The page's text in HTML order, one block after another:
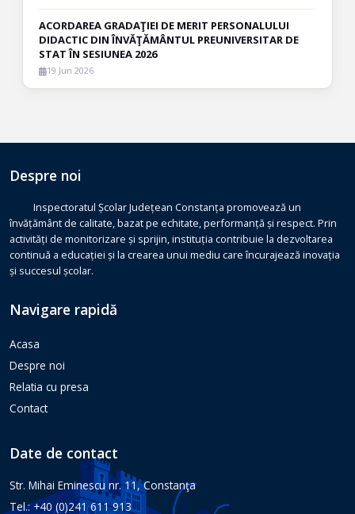
ACORDAREA GRADAŢIEI DE MERIT PERSONALULUI
DIDACTIC DIN ÎNVĂŢĂMÂNTUL PREUNIVERSITAR DE
STAT ÎN SESIUNEA 2026
19 Jun 2026
Despre noi
Inspectoratul Școlar Județean Constanța promovează un
învățământ de calitate, bazat pe echitate, performanță și respect. Prin
activități de monitorizare și sprijin, instituția contribuie la dezvoltarea
continuă a educației și la crearea unui mediu care încurajează inovația
și succesul școlar.
Navigare rapidă
Acasa
Despre noi
Relatia cu presa
Contact
Date de contact
Str. Mihai Eminescu nr. 11, Constanţa
Tel.: +40 (0)241 611 913